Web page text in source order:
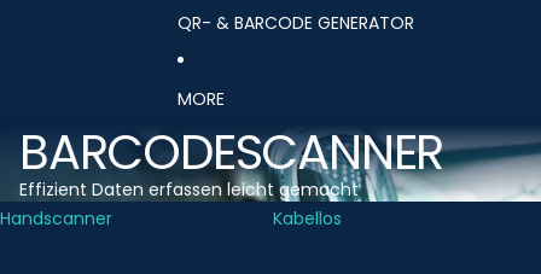
QR- & BARCODE GENERATOR
MORE
BARCODESCANNER
Effizient Daten erfassen leicht gemacht
Handscanner
Kabellos